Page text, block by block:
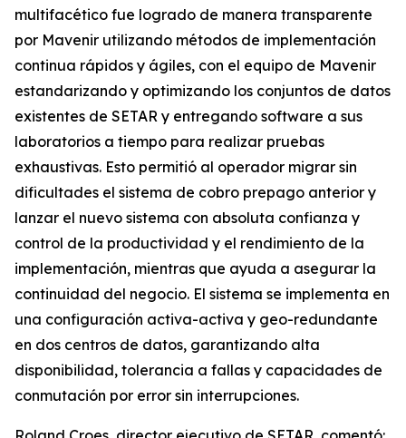
multifacético fue logrado de manera transparente
por Mavenir utilizando métodos de implementación
continua rápidos y ágiles, con el equipo de Mavenir
estandarizando y optimizando los conjuntos de datos
existentes de SETAR y entregando software a sus
laboratorios a tiempo para realizar pruebas
exhaustivas. Esto permitió al operador migrar sin
dificultades el sistema de cobro prepago anterior y
lanzar el nuevo sistema con absoluta confianza y
control de la productividad y el rendimiento de la
implementación, mientras que ayuda a asegurar la
continuidad del negocio. El sistema se implementa en
una configuración activa-activa y geo-redundante
en dos centros de datos, garantizando alta
disponibilidad, tolerancia a fallas y capacidades de
conmutación por error sin interrupciones.